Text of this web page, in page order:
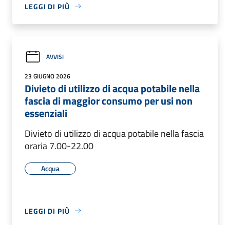
LEGGI DI PIÙ
AVVISI
23 GIUGNO 2026
Divieto di utilizzo di acqua potabile nella
fascia di maggior consumo per usi non
essenziali
Divieto di utilizzo di acqua potabile nella fascia
oraria 7.00-22.00
Acqua
LEGGI DI PIÙ